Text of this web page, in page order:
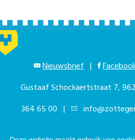
Nieuwsbrief |
Gustaaf Schockaertstraat 7,
364 65 00 |